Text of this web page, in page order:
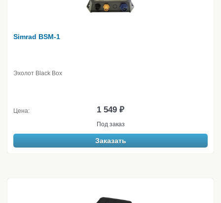
Simrad BSM-1
Эхолот Black Box
Цена: 1 549 ₽
Под заказ
Заказать